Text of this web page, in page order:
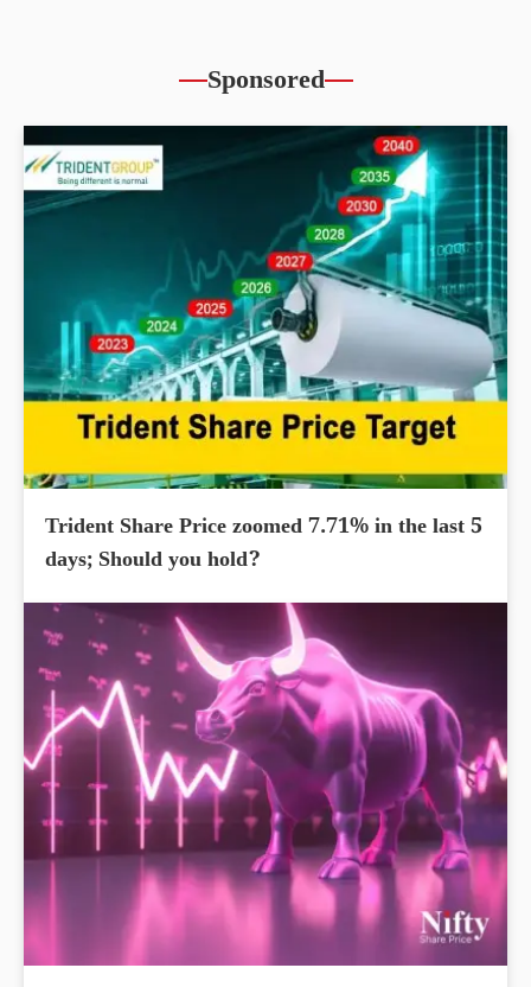
Sponsored
Trident Share Price zoomed 7.71% in the last 5
days; Should you hold?